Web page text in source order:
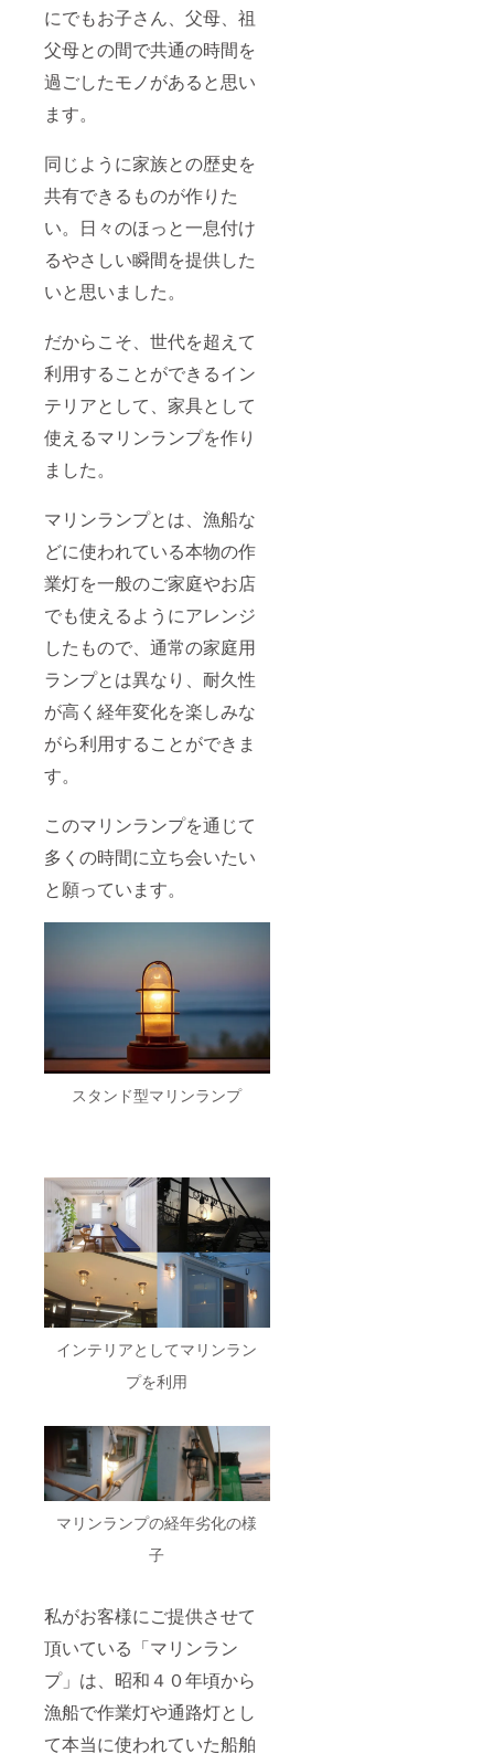
にでもお子さん、父母、祖
父母との間で共通の時間を
過ごしたモノがあると思い
ます。
同じように家族との歴史を
共有できるものが作りた
い。日々のほっと一息付け
るやさしい瞬間を提供した
いと思いました。
だからこそ、世代を超えて
利用することができるイン
テリアとして、家具として
使えるマリンランプを作り
ました。
マリンランプとは、漁船な
どに使われている本物の作
業灯を一般のご家庭やお店
でも使えるようにアレンジ
したもので、通常の家庭用
ランプとは異なり、耐久性
が高く経年変化を楽しみな
がら利用することができま
す。
このマリンランプを通じて
多くの時間に立ち会いたい
と願っています。
スタンド型マリンランプ
インテリアとしてマリンラン
プを利用
マリンランプの経年劣化の様
子
私がお客様にご提供させて
頂いている「マリンラン
プ」は、昭和４０年頃から
漁船で作業灯や通路灯とし
て本当に使われていた船舶